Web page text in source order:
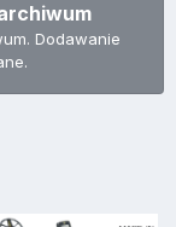
Dodawanie